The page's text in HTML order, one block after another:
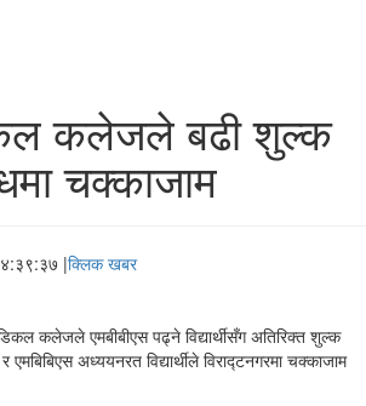
कलेजले बढी शुल्क
चक्काजाम
|क्लिक खबर
कलेजले एमबीबीएस पढ्ने विद्यार्थीसँग अतिरिक्त शुल्क
र एमबिबिएस अध्ययनरत विद्यार्थीले विराद्टनगरमा चक्काजाम